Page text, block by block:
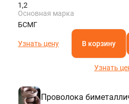
1,2
Основная марка
БСМГ
Узнать цену В корзину
Узнать
Проволока